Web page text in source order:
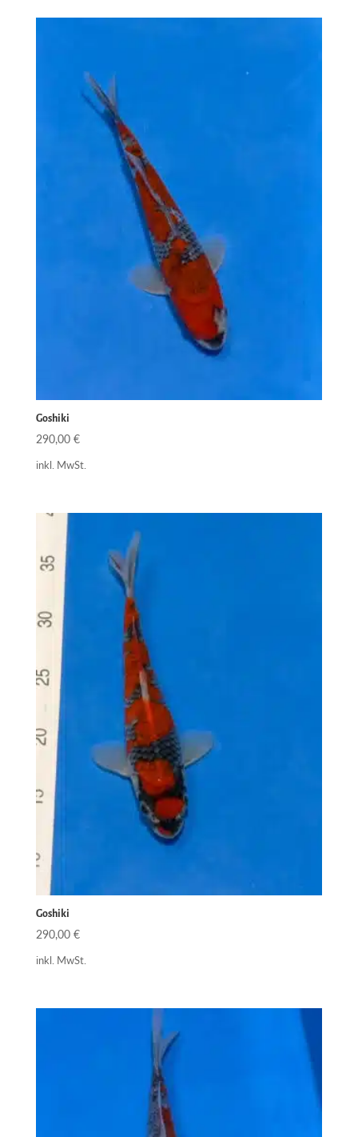
Goshiki
290,00 €
inkl. MwSt.
Goshiki
290,00 €
inkl. MwSt.